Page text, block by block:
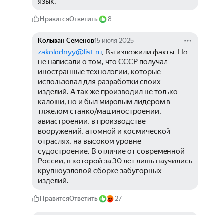
НравитсяОтветить 8
Колыван Семенов15 июля 2025
zakolodnyy@list.ru, Вы изложили факты. Но
не написали о том, что СССР получал
иностранные технологии, которые
использовал для разработки своих
изделий. А так же производил не только
калоши, но и был мировым лидером в
тяжелом станко/машиностроении,
авиастроении, в производстве
вооружений, атомной и космической
отраслях, на высоком уровне
судостроение. В отличие от современной
России, в которой за 30 лет лишь научились
крупноузловой сборке забугорных
изделий.
НравитсяОтветить 27